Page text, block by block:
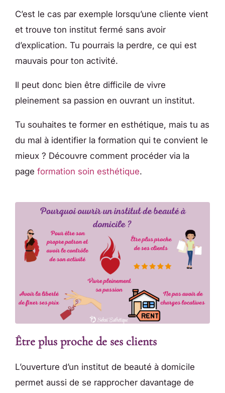
C’est le cas par exemple lorsqu’une cliente vient
et trouve ton institut fermé sans avoir
d’explication. Tu pourrais la perdre, ce qui est
mauvais pour ton activité.
Il peut donc bien être difficile de vivre
pleinement sa passion en ouvrant un institut.
Tu souhaites te former en esthétique, mais tu as
du mal à identifier la formation qui te convient le
mieux ? Découvre comment procéder via la
page formation soin esthétique.
Être plus proche de ses clients
L’ouverture d’un institut de beauté à domicile
permet aussi de se rapprocher davantage de